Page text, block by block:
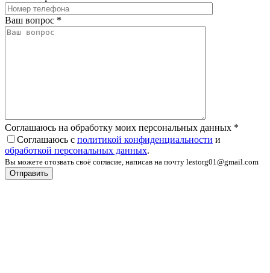
Ваш вопрос *
Соглашаюсь на обработку моих персональных данных *
Соглашаюсь с политикой конфиденциальности и
обработкой персональных данных.
Вы можете отозвать своё согласие, написав на почту lestorg01@gmail.com